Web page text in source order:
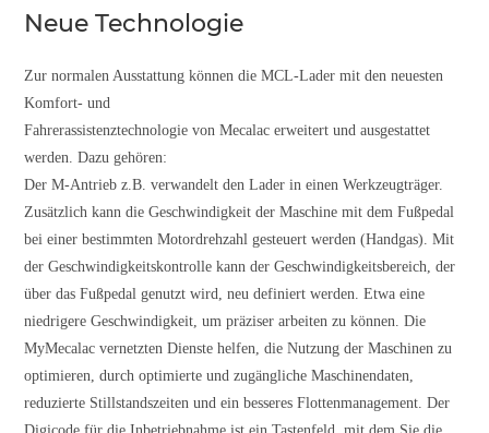
Neue Technologie
Zur normalen Ausstattung können die MCL-Lader mit den neuesten
Komfort- und
Fahrerassistenztechnologie von Mecalac erweitert und ausgestattet
werden. Dazu gehören:
Der M-Antrieb z.B. verwandelt den Lader in einen Werkzeugträger.
Zusätzlich kann die Geschwindigkeit der Maschine mit dem Fußpedal
bei einer bestimmten Motordrehzahl gesteuert werden (Handgas). Mit
der Geschwindigkeitskontrolle kann der Geschwindigkeitsbereich, der
über das Fußpedal genutzt wird, neu definiert werden. Etwa eine
niedrigere Geschwindigkeit, um präziser arbeiten zu können. Die
MyMecalac vernetzten Dienste helfen, die Nutzung der Maschinen zu
optimieren, durch optimierte und zugängliche Maschinendaten,
reduzierte Stillstandszeiten und ein besseres Flottenmanagement. Der